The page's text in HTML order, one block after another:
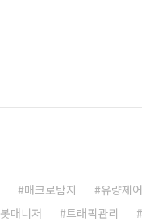
매크로탐지
유량제어
봇매니저 트래픽관리